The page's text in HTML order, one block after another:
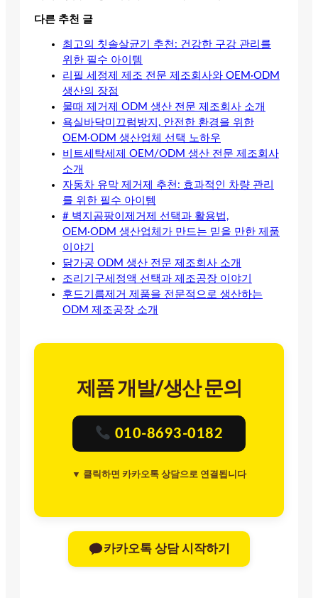
다른 추천 글
최고의 칫솔살균기 추천: 건강한 구강 관리를
위한 필수 아이템
리필 세정제 제조 전문 제조회사와 OEM·ODM
생산의 장점
물때 제거제 ODM 생산 전문 제조회사 소개
욕실바닥미끄럼방지, 안전한 환경을 위한
OEM·ODM 생산업체 선택 노하우
비트세탁세제 OEM/ODM 생산 전문 제조회사
소개
자동차 유막 제거제 추천: 효과적인 차량 관리
를 위한 필수 아이템
# 벽지곰팡이제거제 선택과 활용법,
OEM·ODM 생산업체가 만드는 믿을 만한 제품
이야기
닭가공 ODM 생산 전문 제조회사 소개
조리기구세정액 선택과 제조공장 이야기
후드기름제거 제품을 전문적으로 생산하는
ODM 제조공장 소개
제품 개발/생산 문의
010-8693-0182
▼ 클릭하면 카카오톡 상담으로 연결됩니다
카카오톡 상담 시작하기